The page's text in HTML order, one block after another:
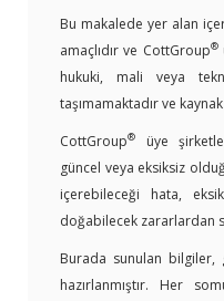
Bu makalede yer alan
amaçlıdır ve CottGroup®
hukuki, mali veya
taşımamaktadır ve
CottGroup®
üye
güncel veya eksiksiz
içerebileceği hata,
doğabilecek zararlardan
Burada sunulan bilgiler,
hazırlanmıştır. Her